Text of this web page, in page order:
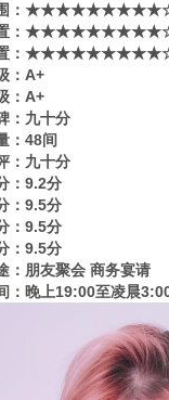
围：★★★★★★★★★☆
置：★★★★★★★★★☆
置：★★★★★★★★★☆
：A+
：A+
：九十分
：48间
：九十分
：9.2分
：9.5分
：9.5分
：9.5分
：朋友聚会 商务宴请
：晚上19:00至凌晨